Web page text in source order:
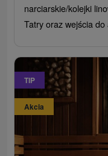
narciarskie/kolejki
Tatry oraz wejścia
TIP
Akcia